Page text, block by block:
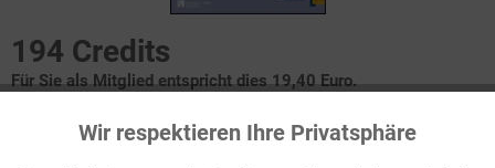
194 Credits
Für Sie als Mitglied entspricht dies 19,40 Euro.
Themenbereich
Funktionale Aktiv
Wir respektieren Ihre Privatsphäre